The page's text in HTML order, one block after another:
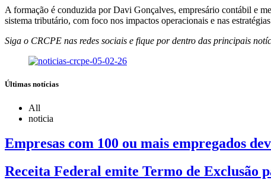
A formação é conduzida por Davi Gonçalves, empresário contábil e
sistema tributário, com foco nos impactos operacionais e nas
Siga o CRCPE nas redes sociais e fique por dentro das principais
Últimas notícias
All
noticia
Empresas com 100 ou mais empregados
Receita Federal emite Termo de Exclusão